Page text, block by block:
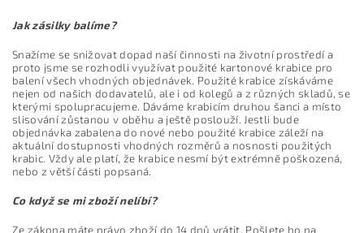
Jak zásilky balíme?
Snažíme se snižovat dopad naší činnosti na životní prostředí a
proto jsme se rozhodli využívat použité kartonové krabice pro
balení všech vhodných objednávek. Použité krabice získáváme
nejen od našich dodavatelů, ale i od kolegů a z různých skladů, se
kterými spolupracujeme. Dáváme krabicím druhou šanci a místo
slisování zůstanou v oběhu a ještě poslouží. Jestli bude
objednávka zabalena do nové nebo použité krabice záleží na
aktuální dostupnosti vhodných rozměrů a nosnosti použitých
krabic. Vždy ale platí, že krabice nesmí být extrémně poškozená,
nebo z větší části popsaná.
Co když se mi zboží nelíbí?
Ze zákona máte právo zboží do 14 dnů vrátit. Pošlete ho na